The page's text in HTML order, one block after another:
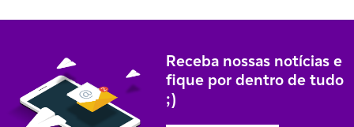
Receba nossas notícias e
fique por dentro de tudo
;)